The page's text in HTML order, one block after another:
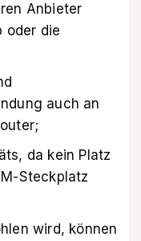
Anbieter
oder die
auch an
da kein Platz
Steckplatz
wird, können